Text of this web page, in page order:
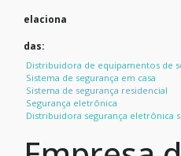
elaciona
das:
Distribuidora de equipamentos de
Sistema de segurança em casa
Sistema de segurança residencial
Segurança eletrônica
Distribuidora segurança eletrônica